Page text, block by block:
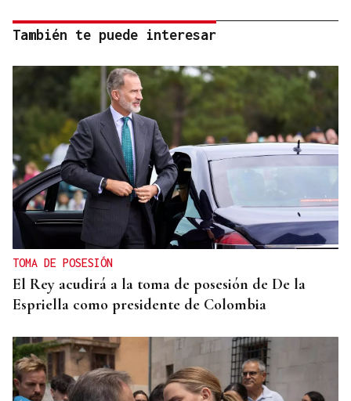
También te puede interesar
TOMA DE POSESIÓN
El Rey acudirá a la toma de posesión de De la
Espriella como presidente de Colombia